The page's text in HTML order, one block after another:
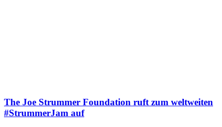
The Joe Strummer Foundation ruft zum weltweiten
#StrummerJam auf